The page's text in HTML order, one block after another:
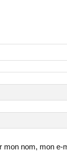
mon nom, mon e-